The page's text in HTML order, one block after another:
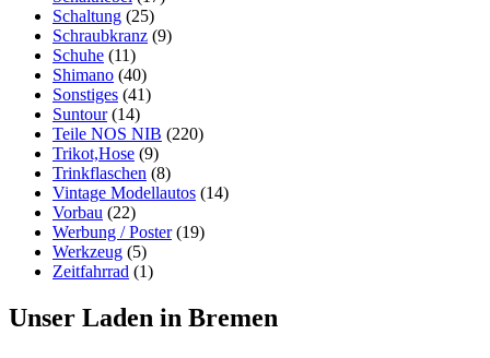
Schaltung (25)
Schraubkranz (9)
Schuhe (11)
Shimano (40)
Sonstiges (41)
Suntour (14)
Teile NOS NIB (220)
Trikot,Hose (9)
Trinkflaschen (8)
Vintage Modellautos (14)
Vorbau (22)
Werbung / Poster (19)
Werkzeug (5)
Zeitfahrrad (1)
Unser Laden in Bremen